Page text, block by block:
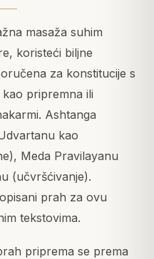
masaža suhim
koristeći biljne
za konstitucije s
pripremna ili
Ashtanga
kao
Meda Pravilayanu
(učvršćivanje).
prah za ovu
tekstovima.
priprema se prema